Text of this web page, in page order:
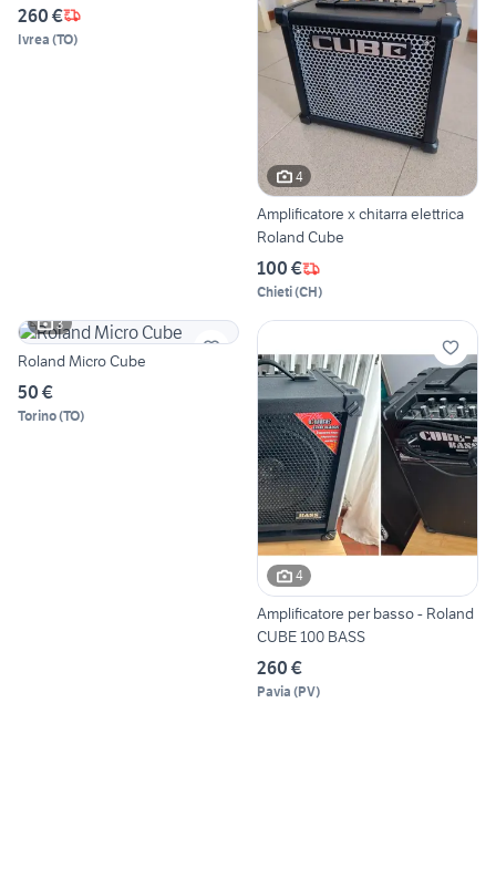
260 €
Ivrea (TO)
4
Amplificatore x chitarra elettrica
Roland Cube
100 €
Chieti(CH)
3
Roland Micro Cube
50 €
Torino(TO)
4
Amplificatore per basso - Roland
CUBE 100 BASS
260 €
Pavia (PV)